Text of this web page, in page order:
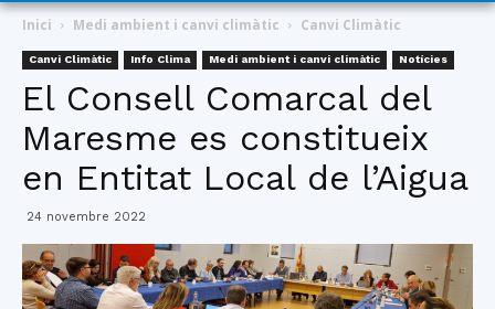
Comarcal
del
Maresme
Inici Medi ambient i canvi climàtic Canvi Climàtic
Canvi Climàtic Info Clima Medi ambient i canvi climàtic Notícies
El Consell Comarcal del
Maresme es constitueix
en Entitat Local de l’Aigua
24 novembre 2022